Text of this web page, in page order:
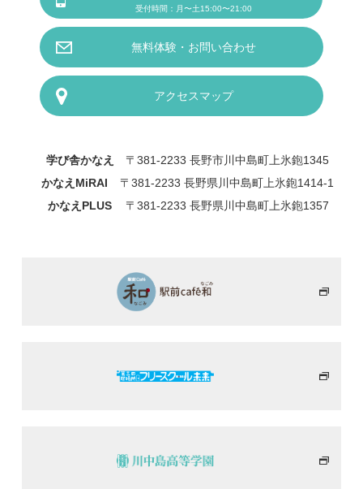
受付時間：月〜土15:00〜21:00
無料体験・お問い合わせ
アクセスマップ
学び舎かなえ
〒381-2233 長野市川中島町上氷鉋1345
かなえMiRAI
〒381-2233 長野県川中島町上氷鉋1414-1
かなえPLUS
〒381-2233 長野県川中島町上氷鉋1357